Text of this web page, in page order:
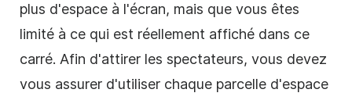
plus d'espace à l'écran, mais que vous êtes
limité à ce qui est réellement affiché dans ce
carré. Afin d'attirer les spectateurs, vous devez
vous assurer d'utiliser chaque parcelle d'espace